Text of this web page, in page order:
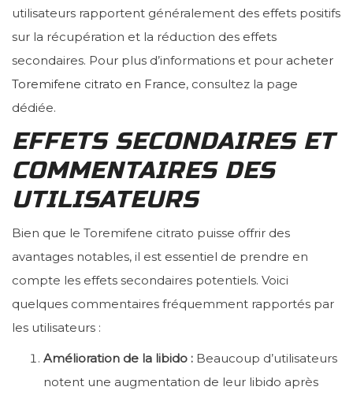
utilisateurs rapportent généralement des effets positifs
sur la récupération et la réduction des effets
secondaires. Pour plus d’informations et pour acheter
Toremifene citrato en France, consultez la page
dédiée.
EFFETS SECONDAIRES ET
COMMENTAIRES DES
UTILISATEURS
Bien que le Toremifene citrato puisse offrir des
avantages notables, il est essentiel de prendre en
compte les effets secondaires potentiels. Voici
quelques commentaires fréquemment rapportés par
les utilisateurs :
Amélioration de la libido : Beaucoup d’utilisateurs
notent une augmentation de leur libido après